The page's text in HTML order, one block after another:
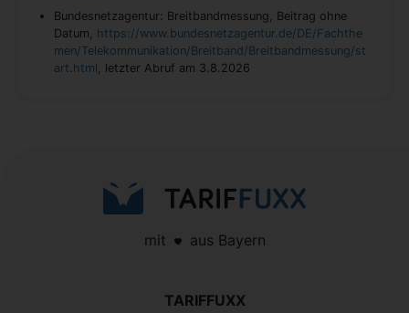
Bundesnetzagentur: Breitbandmessung, Beitrag ohne
Datum, https://www.bundesnetzagentur.de/DE/Fachthe
men/Telekommunikation/Breitband/Breitbandmessung/st
art.html, letzter Abruf am 3.8.2026
mit aus Bayern
TARIFFUXX